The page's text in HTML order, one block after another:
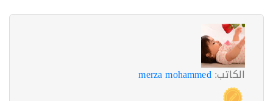
الكاتب:merza mohammed